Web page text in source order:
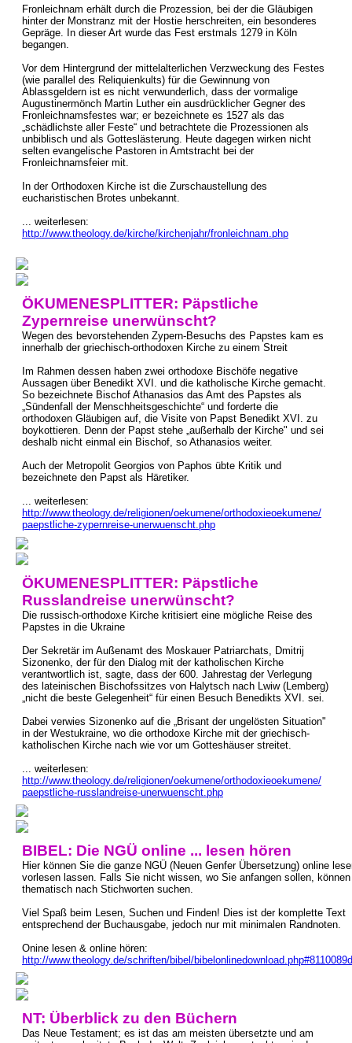
Fronleichnam erhält durch die Prozession, bei der die Gläubigen
hinter der Monstranz mit der Hostie herschreiten, ein besonderes
Gepräge. In dieser Art wurde das Fest erstmals 1279 in Köln
begangen.
Vor dem Hintergrund der mittelalterlichen Verzweckung des Festes
(wie parallel des Reliquienkults) für die Gewinnung von
Ablassgeldern ist es nicht verwunderlich, dass der vormalige
Augustinermönch Martin Luther ein ausdrücklicher Gegner des
Fronleichnamsfestes war; er bezeichnete es 1527 als das
„schädlichste aller Feste“ und betrachtete die Prozessionen als
unbiblisch und als Gotteslästerung. Heute dagegen wirken nicht
selten evangelische Pastoren in Amtstracht bei der
Fronleichnamsfeier mit.
In der Orthodoxen Kirche ist die Zurschaustellung des
eucharistischen Brotes unbekannt.
... weiterlesen:
http://www.theology.de/kirche/kirchenjahr/fronleichnam.php
ÖKUMENESPLITTER: Päpstliche
Zypernreise unerwünscht?
Wegen des bevorstehenden Zypern-Besuchs des Papstes kam es
innerhalb der griechisch-orthodoxen Kirche zu einem Streit
Im Rahmen dessen haben zwei orthodoxe Bischöfe negative
Aussagen über Benedikt XVI. und die katholische Kirche gemacht.
So bezeichnete Bischof Athanasios das Amt des Papstes als
„Sündenfall der Menschheitsgeschichte“ und forderte die
orthodoxen Gläubigen auf, die Visite von Papst Benedikt XVI. zu
boykottieren. Denn der Papst stehe „außerhalb der Kirche" und sei
deshalb nicht einmal ein Bischof, so Athanasios weiter.
Auch der Metropolit Georgios von Paphos übte Kritik und
bezeichnete den Papst als Häretiker.
... weiterlesen:
http://www.theology.de/religionen/oekumene/orthodoxieoekumene/
paepstliche-zypernreise-unerwuenscht.php
ÖKUMENESPLITTER: Päpstliche
Russlandreise unerwünscht?
Die russisch-orthodoxe Kirche kritisiert eine mögliche Reise des
Papstes in die Ukraine
Der Sekretär im Außenamt des Moskauer Patriarchats, Dmitrij
Sizonenko, der für den Dialog mit der katholischen Kirche
verantwortlich ist, sagte, dass der 600. Jahrestag der Verlegung
des lateinischen Bischofssitzes von Halytsch nach Lwiw (Lemberg)
„nicht die beste Gelegenheit“ für einen Besuch Benedikts XVI. sei.
Dabei verwies Sizonenko auf die „Brisant der ungelösten Situation"
in der Westukraine, wo die orthodoxe Kirche mit der griechisch-
katholischen Kirche nach wie vor um Gotteshäuser streitet.
... weiterlesen:
http://www.theology.de/religionen/oekumene/orthodoxieoekumene/
paepstliche-russlandreise-unerwuenscht.php
BIBEL: Die NGÜ online ... lesen hören
Hier können Sie die ganze NGÜ (Neuen Genfer Übersetzung) online
vorlesen lassen. Falls Sie nicht wissen, wo Sie anfangen sollen,
thematisch nach Stichworten suchen.
Viel Spaß beim Lesen, Suchen und Finden! Dies ist der komplette Text
entsprechend der Buchausgabe, jedoch nur mit minimalen Randnoten.
Onine lesen & online hören:
http://www.theology.de/schriften/bibel/
NT: Überblick zu den Büchern
Das Neue Testament; es ist das am meisten übersetzte und am